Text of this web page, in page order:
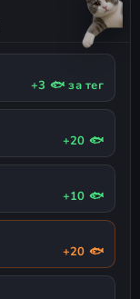
+3 🐟 за тег
+20 🐟
+10 🐟
+20 🐟